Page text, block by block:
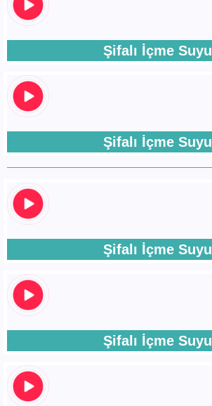
Şifalı İçme Suyu
Şifalı İçme Suyu
Şifalı İçme Suyu
Şifalı İçme Suyu